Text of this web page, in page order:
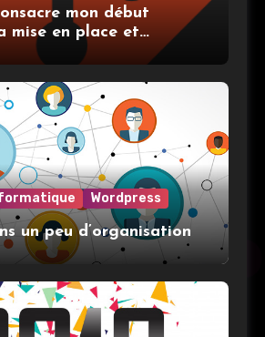
mon début
mise en place et
de git
Wordpress
un peu d’organisation